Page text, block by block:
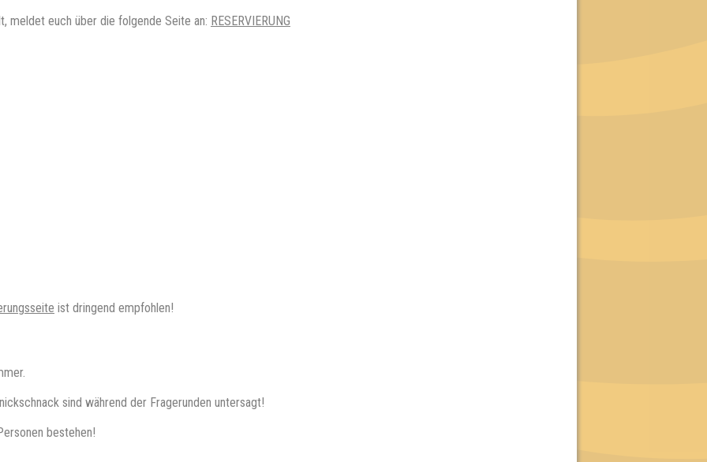
meldet euch über die folgende Seite an: RESERVIERUNG
ist dringend empfohlen!
sind während der Fragerunden untersagt!
bestehen!